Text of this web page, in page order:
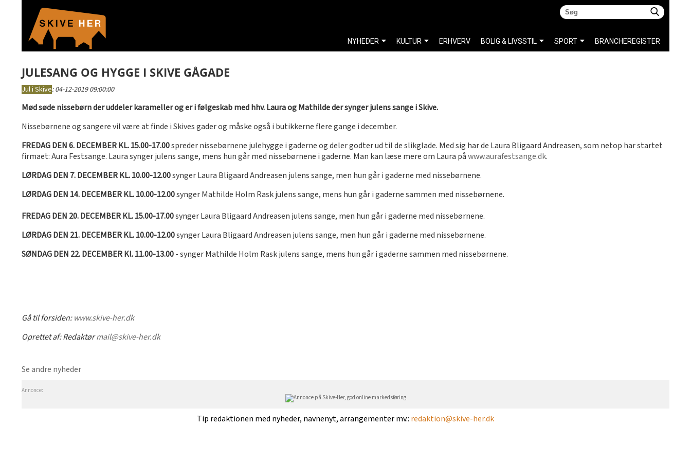
JULESANG OG HYGGE I SKIVE GÅGADE
Jul i Skive:04-12-2019 09:00:00
Mød søde nissebørn der uddeler karameller og er i følgeskab med hhv. Laura og Mathilde der synger julens sange i Skive.
Nissebørnene og sangere vil være at finde i Skives gader og måske også i butikkerne flere gange i december.
FREDAG DEN 6. DECEMBER KL. 15.00-17.00spreder nissebørnene julehygge i gaderne og deler godter ud til de slikglade. Med sig har de Laura Bligaard Andreasen, som netop har startet
firmaet: Aura Festsange. Laura synger julens sange, mens hun går med nissebørnene i gaderne. Man kan læse mere om Laura påwww.aurafestsange.dk.
LØRDAG DEN 7. DECEMBER KL. 10.00-12.00synger Laura Bligaard Andreasen julens sange, men hun går i gaderne med nissebørnene.
LØRDAG DEN 14. DECEMBER KL. 10.00-12.00synger Mathilde Holm Rask julens sange, mens hun går i gaderne sammen med nissebørnene.
FREDAG DEN 20. DECEMBER KL. 15.00-17.00synger Laura Bligaard Andreasen julens sange, men hun går i gaderne med nissebørnene.
LØRDAG DEN 21. DECEMBER KL. 10.00-12.00synger Laura Bligaard Andreasen julens sange, men hun går i gaderne med nissebørnene.
SØNDAG DEN 22. DECEMBER Kl. 11.00-13.00- synger Mathilde Holm Rask julens sange, mens hun går i gaderne sammen med nissebørnene.
Gå til forsiden:www.skive-her.dk
Oprettet af:Redaktørmail@skive-her.dk
Se andre nyheder
Annonce:
Tip redaktionen med nyheder, navnenyt, arrangementer mv.: redaktion@skive-her.dk
NYHEDER KULTUR ERHVERV BOLIG & LIVSSTIL SPORT BRANCHEREGISTER